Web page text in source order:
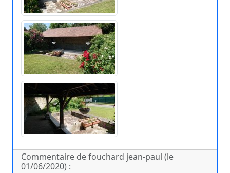
Commentaire de fouchard jean-paul (le
01/06/2020) :